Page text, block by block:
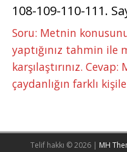
108-109-110-111.
Soru: Metnin
yaptığınız tahmin ile
karşılaştırınız.
çaydanlığın farklı
Telif hakkı © 2026 | MH